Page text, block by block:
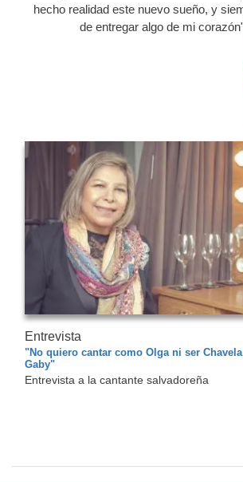
hecho realidad este nuevo sueño, y
de entregar algo de mi
Entrevista
"No quiero cantar como Olga ni ser
Gaby"
Entrevista a la cantante salvadoreña